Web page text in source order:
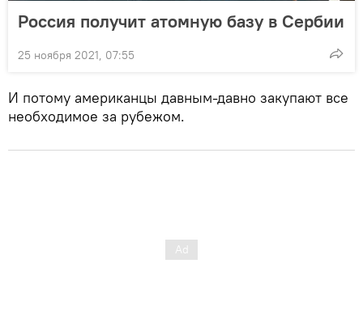
Россия получит атомную базу в Сербии
25 ноября 2021, 07:55
И потому американцы давным-давно закупают все
необходимое за рубежом.